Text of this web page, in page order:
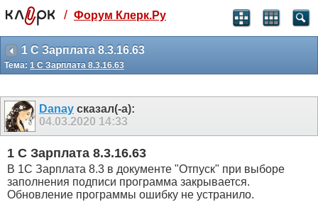
Святые угодники, Клерк без рекламы
прекрасен:)
месяц
3 месяца
259 ₽
-10%
499 ₽
-15%
Отмена Оплатить
/ Форум Клерк.Ру
1 C Зарплата 8.3.16.63
Тема: 1 C Зарплата 8.3.16.63
Danay сказал(-а):
04.03.2020 14:33
1 C Зарплата 8.3.16.63
В 1С Зарплата 8.3 в документе "Отпуск" при выборе
заполнения подписи программа закрывается.
Обновление программы ошибку не устранило.